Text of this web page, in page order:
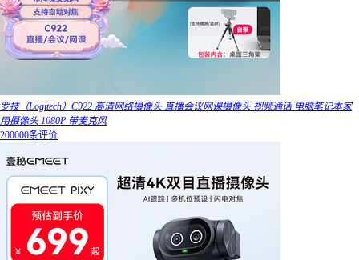
罗技（Logitech）C922 高清网络摄像头 直播会议网课摄像头 视频通话 电脑笔记本家
用摄像头 1080P 带麦克风
200000条评价